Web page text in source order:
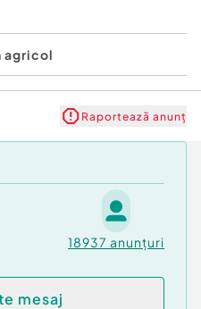
agricol
Raportează anunț
18937 anunțuri
mesaj